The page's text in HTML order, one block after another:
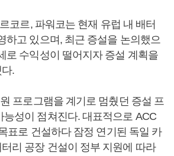
코르, 파워코는 현재 유럽 내 배터
하고 있으며, 최근 증설을 논의했으
로 수익성이 떨어지자 증설 계획을
.
프로그램을 계기로 멈췄던 증설 프
능성이 점쳐진다. 대표적으로 ACC
표로 건설하다 잠정 연기된 독일 카
리 공장 건설이 정부 지원에 따라